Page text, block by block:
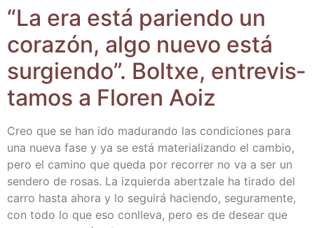
“La era está parien­do un
cora­zón, algo nue­vo está
sur­gien­do”. Boltxe, entre­vis­
ta­mos a Flo­ren Aoiz
Creo que se han ido madu­ran­do las con­di­cio­nes para
una nue­va fase y ya se está mate­ria­li­zan­do el cam­bio,
pero el camino que que­da por reco­rrer no va a ser un
sen­de­ro de rosas. La izquier­da aber­tza­le ha tira­do del
carro has­ta aho­ra y lo segui­rá hacien­do, segu­ra­men­te,
con todo lo que eso con­lle­va, pero es de desear que